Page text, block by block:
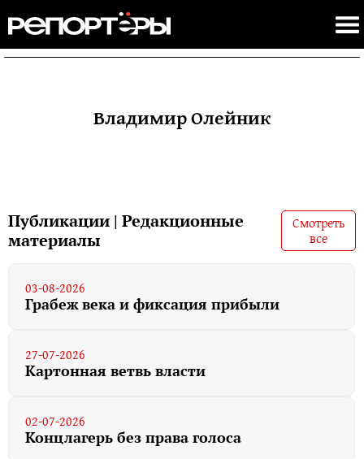
Владимир Олейник
Публикации | Редакционные
материалы
Смотреть
все
03-08-2026
Грабеж века и фиксация прибыли
27-07-2026
Картонная ветвь власти
02-07-2026
Концлагерь без права голоса